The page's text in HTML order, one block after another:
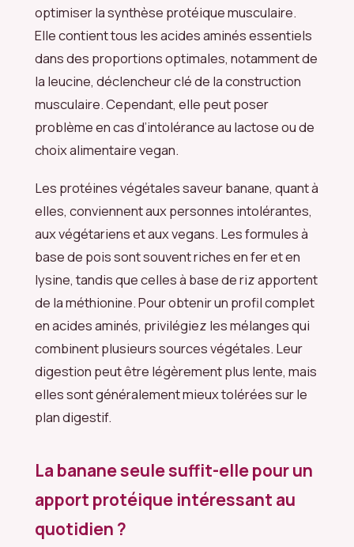
optimiser la synthèse protéique musculaire.
Elle contient tous les acides aminés essentiels
dans des proportions optimales, notamment de
la leucine, déclencheur clé de la construction
musculaire. Cependant, elle peut poser
problème en cas d’intolérance au lactose ou de
choix alimentaire vegan.
Les protéines végétales saveur banane, quant à
elles, conviennent aux personnes intolérantes,
aux végétariens et aux vegans. Les formules à
base de pois sont souvent riches en fer et en
lysine, tandis que celles à base de riz apportent
de la méthionine. Pour obtenir un profil complet
en acides aminés, privilégiez les mélanges qui
combinent plusieurs sources végétales. Leur
digestion peut être légèrement plus lente, mais
elles sont généralement mieux tolérées sur le
plan digestif.
La banane seule suffit-elle pour un
apport protéique intéressant au
quotidien ?